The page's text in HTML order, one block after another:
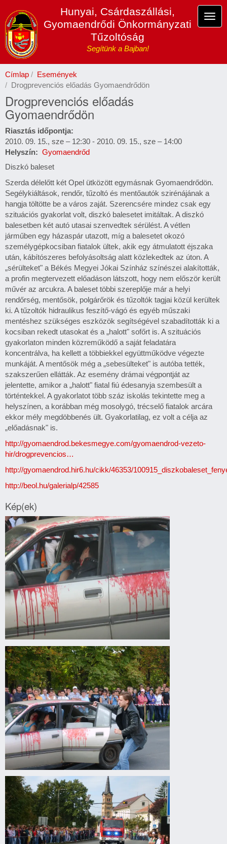
tartalomra
Hunyai, Csárdaszállási,
Gyomaendrődi Önkormányzati
Tűzoltóság
Segítünk a Bajban!
Címlap
Események
Drogprevenciós előadás Gyomaendrődön
Drogprevenciós előadás
Gyomaendrődön
Riasztás időpontja
2010. 09. 15., sze – 12:30 - 2010. 09. 15., sze – 14:00
Helyszín
Gyomaendrőd
Diszkó baleset
Szerda délelőtt két Opel ütközött egymásnak Gyomaendrődön.
Segélykiáltások, rendőr, tűzoltó és mentőautók szirénájának a
hangja töltötte be a város zaját. Szerencsére mindez csak egy
szituációs gyakorlat volt, diszkó balesetet imitáltak. A diszkó
balesetben két autó utasai szenvedtek sérülést. A vétlen
járműben egy házaspár utazott, míg a balesetet okozó
személygépkocsiban fiatalok ültek, akik egy átmulatott éjszaka
után, kábítószeres befolyásoltság alatt közlekedtek az úton. A
„sérülteket" a Békés Megyei Jókai Színház színészei alakították,
a profin megtervezett előadáson látszott, hogy nem először került
művér az arcukra. A baleset többi szereplője már a helyi
rendőrség, mentősök, polgárőrök és tűzoltók tagjai közül kerültek
ki. A tűzoltók hidraulikus feszítő-vágó és egyéb műszaki
mentéshez szükséges eszközök segítségével szabadították ki a
kocsiban rekedt utasokat és a „halott" sofőrt is. A szituációs
gyakorlaton minden közreműködő a saját feladatára
koncentrálva, ha kellett a többiekkel együttműködve végezte
munkáját. A mentősök még a „sebesülteket" is autóba tették,
szakszerűen ellátták. Az esemény drámai végpontját az
jelentette, amikor a „halott" fiatal fiú édesanyja szembesült a
történtekkel. A gyakorlatot több száz iskolás tekintette meg a
helyszínen, a korábban még mosolygó, trécselő fiatalok arcára
ekkor mély megdöbbenés ült. Gyakorlatilag, ez volt a célja az
„előadásnak" is.
http://gyomaendrod.bekesmegye.com/gyomaendrod-vezeto-
hir/drogprevencios…
http://gyomaendrod.hir6.hu/cikk/46353/
http://beol.hu/galerialp/42585
Kép(ek)
Drogprevenciós
előadás
Gyomaendrődön
Drogprevenciós
előadás
Gyomaendrődön